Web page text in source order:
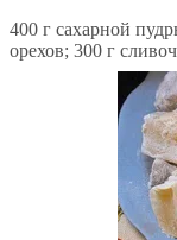
400 г сахарной
орехов; 300 г